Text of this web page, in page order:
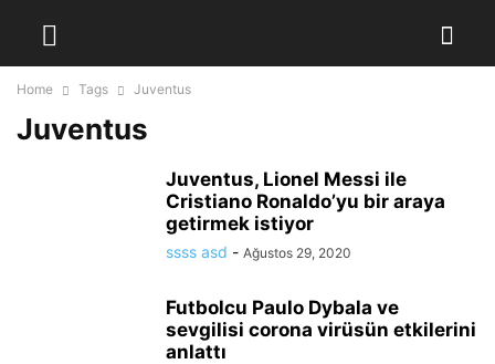
Home Tags Juventus
Juventus
Juventus, Lionel Messi ile
Cristiano Ronaldo’yu bir araya
getirmek istiyor
ssss asd - Ağustos 29, 2020
Futbolcu Paulo Dybala ve
sevgilisi corona virüsün etkilerini
anlattı